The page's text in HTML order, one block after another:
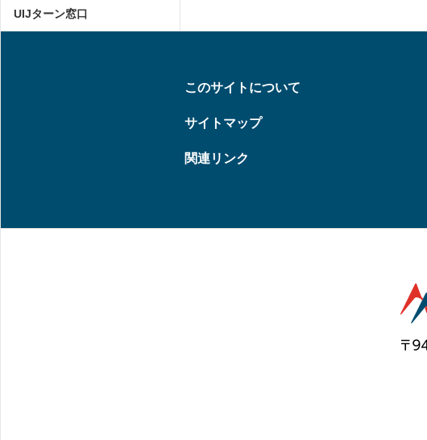
UIJターン窓口
このサイトについて
サイトマップ
関連リンク